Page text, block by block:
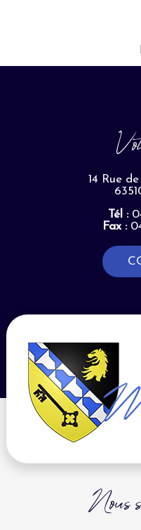
14 Rue
Tél :
Fax :
Nous